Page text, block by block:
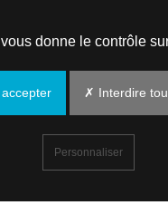
donne le contrôle
✗ Interdire
Personnaliser